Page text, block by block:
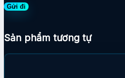
Sản phẩm tương tự